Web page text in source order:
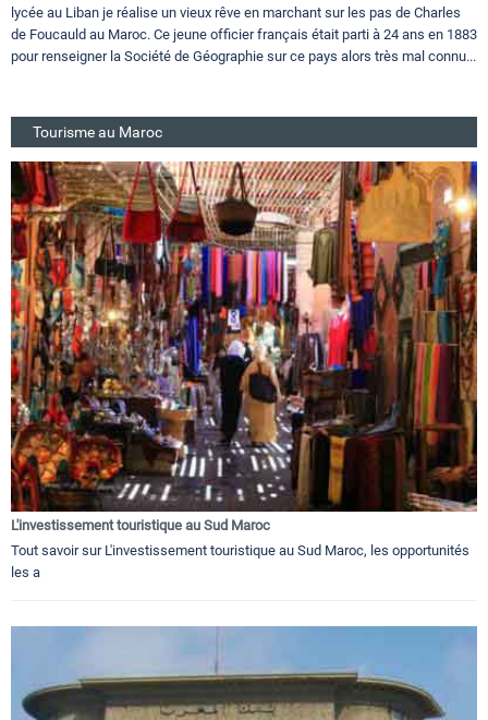
lycée au Liban je réalise un vieux rêve en marchant sur les pas de Charles
de Foucauld au Maroc. Ce jeune officier français était parti à 24 ans en 1883
pour renseigner la Société de Géographie sur ce pays alors très mal connu...
Tourisme au Maroc
L'investissement touristique au Sud Maroc
Tout savoir sur L'investissement touristique au Sud Maroc, les opportunités
les a